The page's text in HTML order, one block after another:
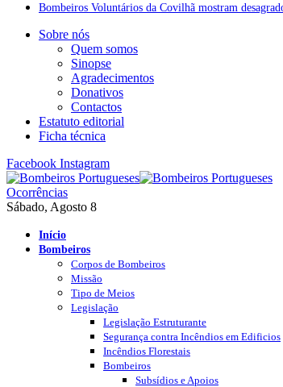
Bombeiros Voluntários da Covilhã mostram
Sobre nós
Quem somos
Sinopse
Agradecimentos
Donativos
Contactos
Estatuto editorial
Ficha técnica
Facebook Instagram
Ocorrências
Sábado, Agosto 8
Início
Bombeiros
Corpos de Bombeiros
Missão
Tipo de Meios
Legislação
Legislação Estruturante
Segurança contra Incêndios em Edificios
Incêndios Florestais
Bombeiros
Subsídios e Apoios